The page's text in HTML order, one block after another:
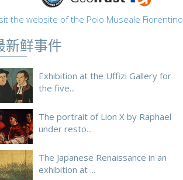
the website of the Polo Museale Fiorentino
新鲜事件
Exhibition at the Uffizi Gallery for
the five...
The portrait of Lion X by Raphael
under resto...
The Japanese Renaissance in an
exhibition at ...